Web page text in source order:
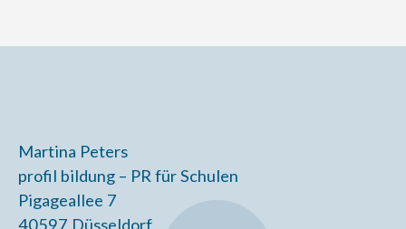
Martina Peters
profil bildung – PR für Schulen
Pigageallee 7
40597 Düsseldorf